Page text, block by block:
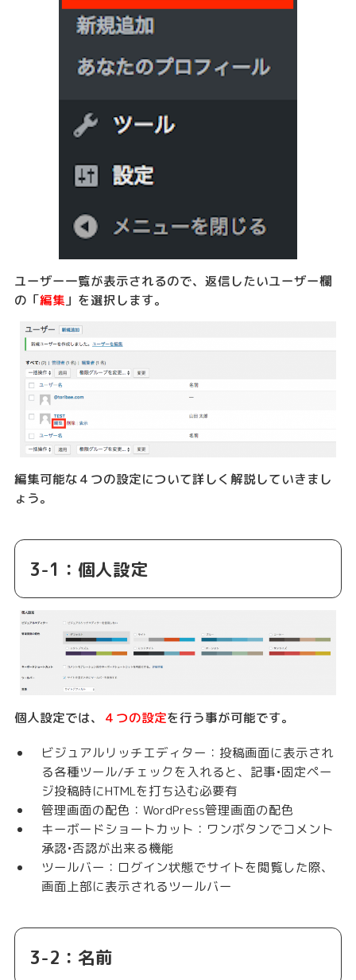
ユーザー一覧が表示されるので、返信したいユーザー欄
の「編集 」を選択します。
編集可能な４つの設定について詳しく解説していきまし
ょう。
3-1：個人設定
個人設定では、 ４つの設定を行う事が可能です。
ビジュアルリッチエディター：投稿画面に表示され
る各種ツール/チェックを入れると、記事•固定ペー
ジ投稿時にHTMLを打ち込む必要有
管理画面の配色：WordPress管理画面の配色
キーボードショートカット：ワンボタンでコメント
承認•否認が出来る機能
ツールバー：ログイン状態でサイトを閲覧した際、
画面上部に表示されるツールバー
3-2：名前